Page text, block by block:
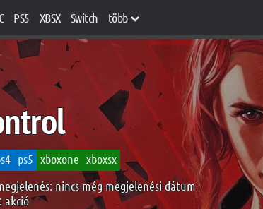
PS5 XBSX Switch több
ps5 xboxone xboxsx
nincs még megjelenési dátum
akció